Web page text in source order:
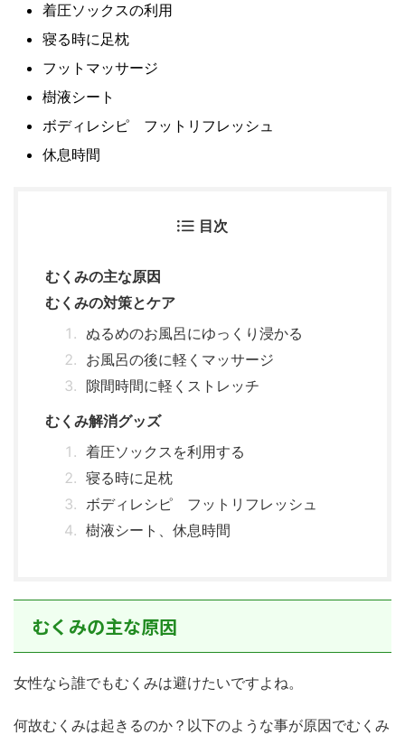
着圧ソックスの利用
寝る時に足枕
フットマッサージ
樹液シート
ボディレシピ フットリフレッシュ
休息時間
目次
むくみの主な原因
むくみの対策とケア
ぬるめのお風呂にゆっくり浸かる
お風呂の後に軽くマッサージ
隙間時間に軽くストレッチ
むくみ解消グッズ
着圧ソックスを利用する
寝る時に足枕
ボディレシピ フットリフレッシュ
樹液シート、休息時間
むくみの主な原因
女性なら誰でもむくみは避けたいですよね。
何故むくみは起きるのか？以下のような事が原因でむくみ